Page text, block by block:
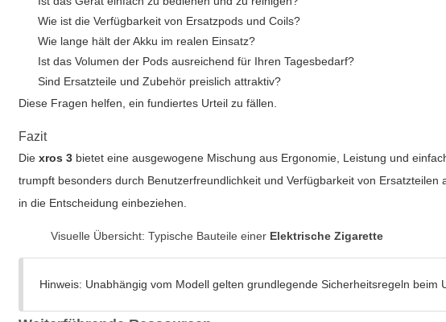
Wie ist die Verfügbarkeit von Ersatzpods und Coils?
Wie lange hält der Akku im realen Einsatz?
Ist das Volumen der Pods ausreichend für Ihren Tagesbedarf?
Sind Ersatzteile und Zubehör preislich attraktiv?
Diese Fragen helfen, ein fundiertes Urteil zu fällen.
Fazit
Diexros 3 bietet eine ausgewogene Mischung aus Ergonomie, Leistung und
trumpft besonders durch Benutzerfreundlichkeit und Verfügbarkeit von
in die Entscheidung einbeziehen.
Visuelle Übersicht: Typische Bauteile einer Elektrische Zigarette
Hinweis: Unabhängig vom Modell gelten grundlegende Sicherheitsregeln